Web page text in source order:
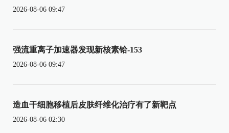
2026-08-06 09:47
强流重离子加速器发现新核素铪-153
2026-08-06 09:47
造血干细胞移植后皮肤纤维化治疗有了新靶点
2026-08-06 02:30